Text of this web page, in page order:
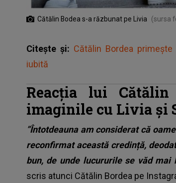
Cătălin Bodea s-a răzbunat pe Livia (sursa
Citește și: Cătălin Bordea
iubită
Reacția lui
imaginile cu Livia și
”Întotdeauna am considerat că
reconfirmat această credință,
bun, de unde lucururile se văd mai
scris atunci Cătălin Bordea pe